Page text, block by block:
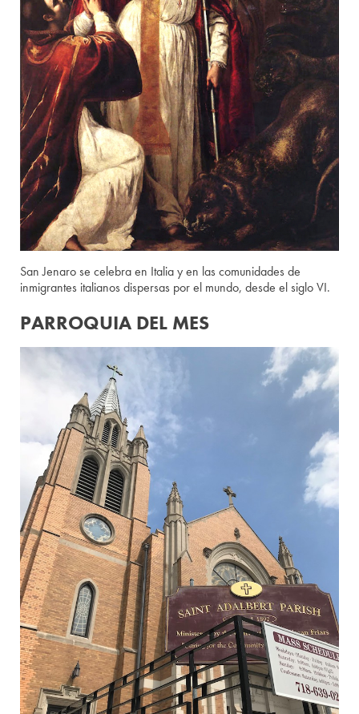
San Jenaro se celebra en Italia y en las comunidades de
inmigrantes italianos dispersas por el mundo, desde el siglo VI.
PARROQUIA DEL MES